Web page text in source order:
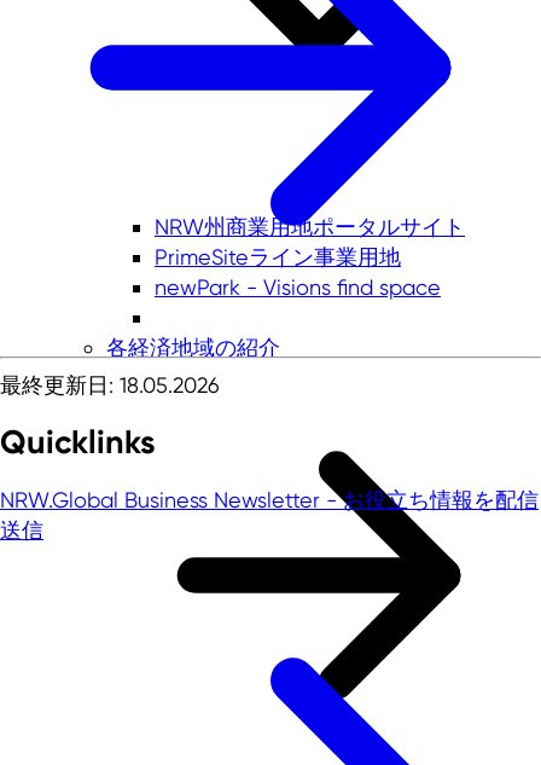
NRW州商業用地ポータルサイト
PrimeSiteライン事業用地
newPark - Visions find space
各経済地域の紹介
最終更新日: 18.05.2026
Quicklinks
NRW.Global Business Newsletter - お役立ち情報を配信
送信